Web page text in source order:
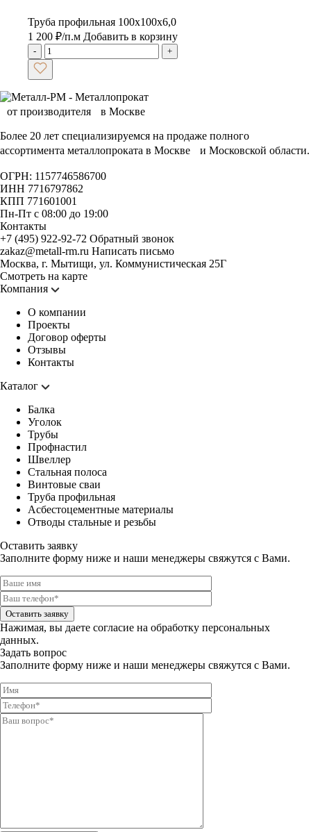
Труба профильная 100х100х6,0
1 200 ₽/п.м Добавить в корзину
- +
Более 20 лет специализируемся на продаже полного
ассортимента металлопроката в Москве и Московской области.
ОГРН: 1157746586700
ИНН 7716797862
КПП 771601001
Пн-Пт с 08:00 до 19:00
Контакты
+7 (495) 922-92-72 Обратный звонок
zakaz@metall-rm.ru Написать письмо
Москва, г. Мытищи, ул. Коммунистическая 25Г
Смотреть на карте
Компания
О компании
Проекты
Договор оферты
Отзывы
Контакты
Каталог
Балка
Уголок
Трубы
Профнастил
Швеллер
Стальная полоса
Винтовые сваи
Труба профильная
Асбестоцементные материалы
Отводы стальные и резьбы
Оставить заявку
Заполните форму ниже и наши менеджеры свяжутся с Вами.
Оставить заявку
Нажимая, вы даете согласие на обработку персональных
данных.
Задать вопрос
Заполните форму ниже и наши менеджеры свяжутся с Вами.